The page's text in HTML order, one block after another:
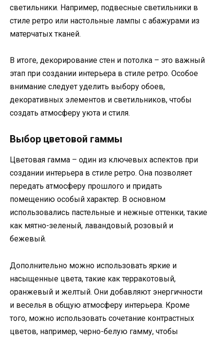
светильники. Например, подвесные светильники в
стиле ретро или настольные лампы с абажурами из
матерчатых тканей.
В итоге, декорирование стен и потолка – это важный
этап при создании интерьера в стиле ретро. Особое
внимание следует уделить выбору обоев,
декоративных элементов и светильников, чтобы
создать атмосферу уюта и стиля.
Выбор цветовой гаммы
Цветовая гамма – один из ключевых аспектов при
создании интерьера в стиле ретро. Она позволяет
передать атмосферу прошлого и придать
помещению особый характер. В основном
использовались пастельные и нежные оттенки, такие
как мятно-зеленый, лавандовый, розовый и
бежевый.
Дополнительно можно использовать яркие и
насыщенные цвета, такие как терракотовый,
оранжевый и желтый. Они добавляют энергичности
и веселья в общую атмосферу интерьера. Кроме
того, можно использовать сочетание контрастных
цветов, например, черно-белую гамму, чтобы